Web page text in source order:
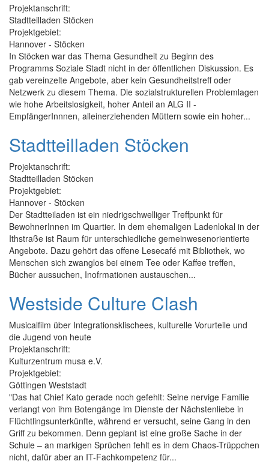
Projektanschrift:
Stadtteilladen Stöcken
Projektgebiet:
Hannover - Stöcken
In Stöcken war das Thema Gesundheit zu Beginn des
Programms Soziale Stadt nicht in der öffentlichen Diskussion. Es
gab vereinzelte Angebote, aber kein Gesundheitstreff oder
Netzwerk zu diesem Thema. Die sozialstrukturellen Problemlagen
wie hohe Arbeitslosigkeit, hoher Anteil an ALG II -
EmpfängerInnnen, alleinerziehenden Müttern sowie ein hoher...
Stadtteilladen Stöcken
Projektanschrift:
Stadtteilladen Stöcken
Projektgebiet:
Hannover - Stöcken
Der Stadtteiladen ist ein niedrigschwelliger Treffpunkt für
BewohnerInnen im Quartier. In dem ehemaligen Ladenlokal in der
Ithstraße ist Raum für unterschiedliche gemeinwesenorientierte
Angebote. Dazu gehört das offene Lesecafé mit Bibliothek, wo
Menschen sich zwanglos bei einem Tee oder Kaffee treffen,
Bücher aussuchen, Inofrmationen austauschen...
Westside Culture Clash
Musicalfilm über Integrationsklischees, kulturelle Vorurteile und
die Jugend von heute
Projektanschrift:
Kulturzentrum musa e.V.
Projektgebiet:
Göttingen Weststadt
"Das hat Chief Kato gerade noch gefehlt: Seine nervige Familie
verlangt von ihm Botengänge im Dienste der Nächstenliebe in
Flüchtlingsunterkünfte, während er versucht, seine Gang in den
Griff zu bekommen. Denn geplant ist eine große Sache in der
Schule – an markigen Sprüchen fehlt es in dem Chaos-Trüppchen
nicht, dafür aber an IT-Fachkompetenz für...